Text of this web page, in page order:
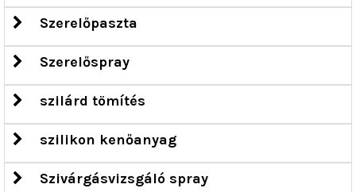
Szerelőpaszta
Szerelőspray
szilárd tömítés
szilikon kenőanyag
Szivárgásvizsgáló spray